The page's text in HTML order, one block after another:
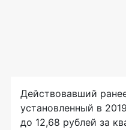
Действовавший
установленный в
до 12,68 рублей за